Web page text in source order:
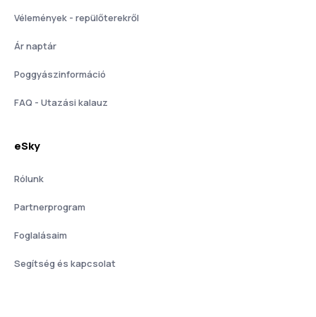
Vélemények - repülőterekről
Ár naptár
Poggyászinformáció
FAQ - Utazási kalauz
eSky
Rólunk
Partnerprogram
Foglalásaim
Segítség és kapcsolat